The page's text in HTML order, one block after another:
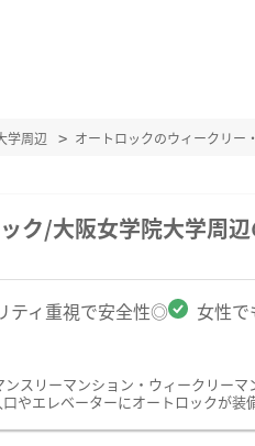
学周辺 オートロックのウィークリー
ク/大阪女学院大学周
ティ重視で安全性◎ 女性で
スリーマンション・ウィークリー
やエレベーターにオートロックが